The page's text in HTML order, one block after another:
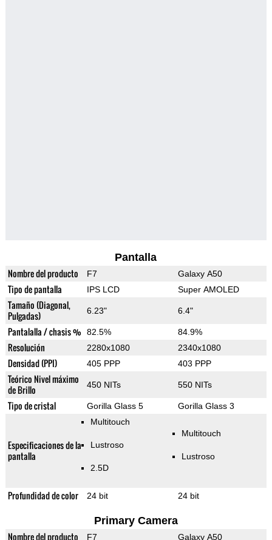
Pantalla
Nombre del producto F7 Galaxy A50
Tipo de pantalla IPS LCD Super AMOLED
Tamaño (Diagonal,
Pulgadas)
6.23" 6.4"
Pantalalla / chasis % 82.5% 84.9%
Resolución 2280x1080 2340x1080
Densidad (PPI) 405 PPP 403 PPP
Teórico Nivel máximo
de Brillo
450 NITs 550 NITs
Tipo de cristal Gorilla Glass 5 Gorilla Glass 3
Especificaciones de la
pantalla
Multitouch
Lustroso
2.5D
Multitouch
Lustroso
Profundidad de color 24 bit 24 bit
Primary Camera
Nombre del producto F7 Galaxy A50